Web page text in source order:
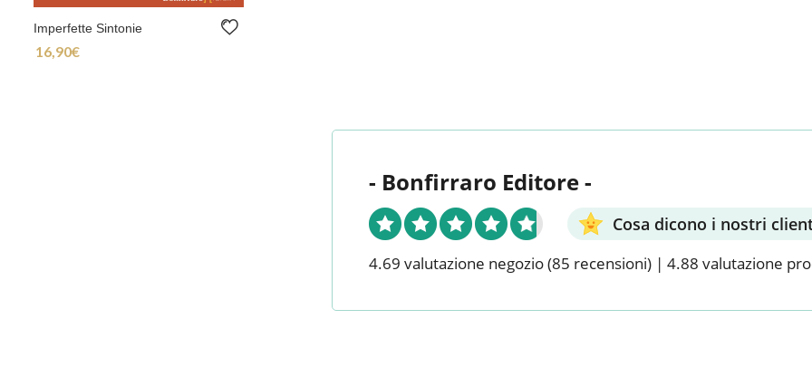
Imperfette Sintonie
16,90€
- Bonfirraro Editore -
Cosa dicono i nostri
4.69 valutazione negozio(85 recensioni) | 4.88 valutazione